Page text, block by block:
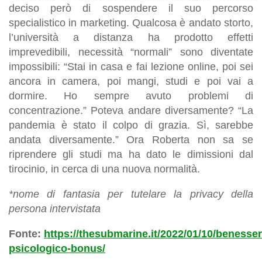
deciso però di sospendere il suo percorso
specialistico in marketing. Qualcosa è andato storto,
l’università a distanza ha prodotto effetti
imprevedibili, necessità “normali” sono diventate
impossibili: “Stai in casa e fai lezione online, poi sei
ancora in camera, poi mangi, studi e poi vai a
dormire. Ho sempre avuto problemi di
concentrazione.” Poteva andare diversamente? “La
pandemia è stato il colpo di grazia. Sì, sarebbe
andata diversamente.” Ora Roberta non sa se
riprendere gli studi ma ha dato le dimissioni dal
tirocinio, in cerca di una nuova normalità.
*nome di fantasia per tutelare la privacy della
persona intervistata
Fonte: https://thesubmarine.it/2022/01/10/
psicologico-bonus/